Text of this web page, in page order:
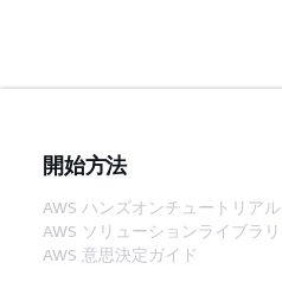
開始方法
AWS ハンズオンチュートリアル
AWS ソリューションライブラリ
AWS 意思決定ガイド